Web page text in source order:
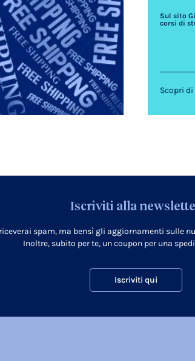
Sul sito
corsi di
Scopri
Iscriviti alla
spam, ma bensì gli aggiornamenti sulle
Inoltre, subito per te, un coupon per una
Iscriviti qui